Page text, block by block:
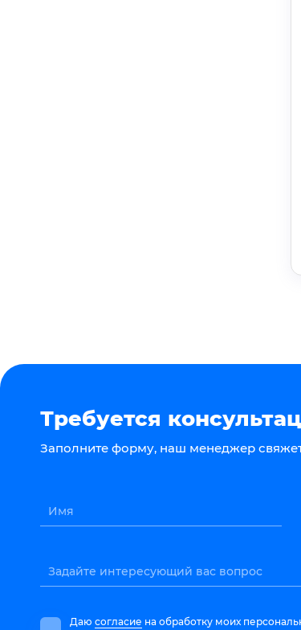
Требуется
Заполните форму, наш менеджер
Имя
Задайте интересующий вас вопрос
Даю согласие на обработку моих